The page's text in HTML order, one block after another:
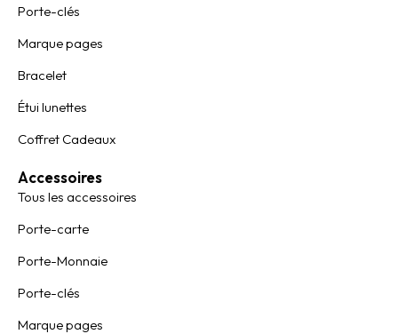
Porte-clés
Marque pages
Bracelet
Étui lunettes
Coffret Cadeaux
Accessoires
Tous les accessoires
Porte-carte
Porte-Monnaie
Porte-clés
Marque pages